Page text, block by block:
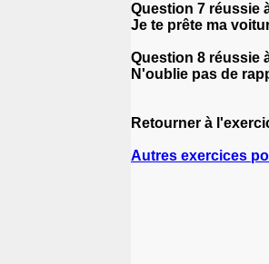
Question 7 réussie
Je te prête ma
Question 8 réussie
N'oublie pas de
Retourner à
Autres exercices